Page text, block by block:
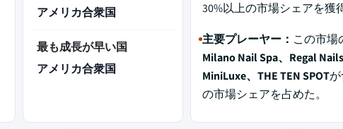
アメリカ合衆国
最も成長が早い国
アメリカ合衆国
30%以上の市場シェアを獲得
主要プレーヤー： この市場
Milano Nail Spa、Regal
MiniLuxe、THE TEN SPOTが
の市場シェアを占めた。